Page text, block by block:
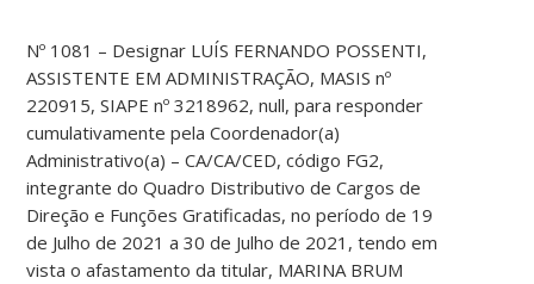
Nº 1081 – Designar LUÍS FERNANDO POSSENTI,
ASSISTENTE EM ADMINISTRAÇÃO, MASIS nº
220915, SIAPE nº 3218962, null, para responder
cumulativamente pela Coordenador(a)
Administrativo(a) – CA/CA/CED, código FG2,
integrante do Quadro Distributivo de Cargos de
Direção e Funções Gratificadas, no período de 19
de Julho de 2021 a 30 de Julho de 2021, tendo em
vista o afastamento da titular, MARINA BRUM